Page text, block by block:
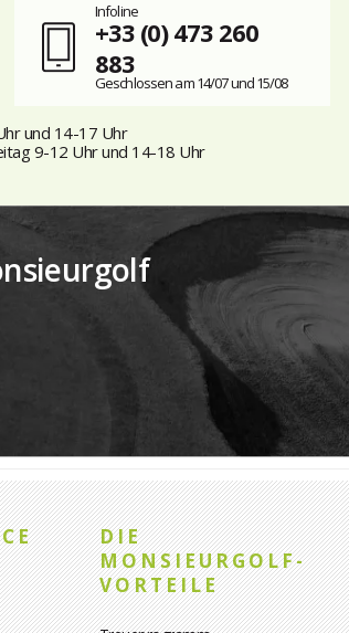
Infoline
+33 (0) 473 260
883
Geschlossen am 14/07 und 15/08
und 14-17 Uhr
9-12 Uhr und 14-18 Uhr
DIE
MONSIEURGOLF-
VORTEILE